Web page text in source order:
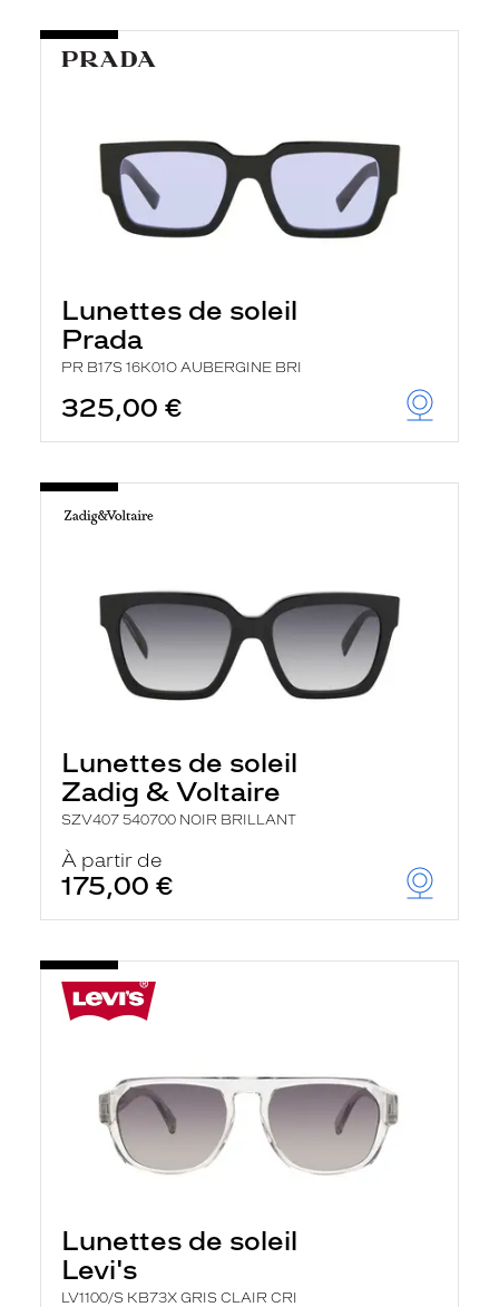
Lunettes de soleil
Prada
PR B17S 16K01O AUBERGINE BRI
325,00 €
Lunettes de soleil
Zadig & Voltaire
SZV407 540700 NOIR BRILLANT
À partir de
175,00 €
Lunettes de soleil
Levi's
LV1100/S KB73X GRIS CLAIR CRI